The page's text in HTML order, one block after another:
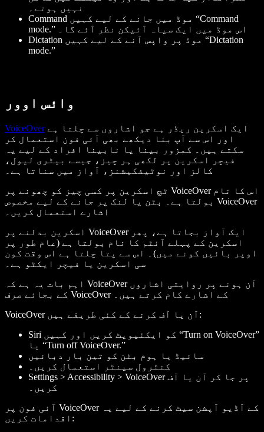
نہیں ہوتے۔
Command موڈ میں جانے کے لیے کہیں “Command
mode.” اس موڈ میں ایک سیاہ آئیکن نظر آئے گا۔
Dictation موڈ پر واپس آنے کے لیے کہیں “Dictation
mode.”
وائس اوور
VoiceOverایک اسکرین ریڈر ہے جو اشاروں سے چلتا ہے
اور اس سے آپ بنا دیکھے بھی آئی فون استعمال کر
سکتے ہیں۔ کمزور بینا یا نابینا افراد کے لیے یہ
فیچر اسکرین پر لکھی ہر چیز، جیسے بیٹری لیول،
کالز اور نوٹیفکیشنز، آواز میں سناتا ہے۔
ٹچ اسکرین پر کسی چیز کو چھونے پر VoiceOver اس کا نام
بولتا ہے۔ بٹن یا لنک پر جانے کے لیے مخصوص VoiceOver
اشارے استعمال کریں۔
اسکرین بدلنے پر VoiceOver ایک آواز بجاتا ہے، پھر
اسکرین کے پہلے آئٹم کا نام بولتا ہے (عام طور پر
اوپر بائیں کونے میں)۔ اس سے پتا چلتا ہے اس وقت کون
سی اسکرین یا فیچر ایکٹو ہے۔
اہم بات یہ ہے کہ VoiceOver آن ہونے پر روایتی اشاروں
کے بجائے صرف VoiceOver کے اشارے کام کرتے ہیں۔
VoiceOver آن یا آف کرنے کے کئی طریقے ہیں:
Siri کو ایکٹیویٹ کریں اور کہیں “Turn on VoiceOver”
یا “Turn off VoiceOver.”
سائیڈ یا ہوم بٹن کو تین بار دبائیں
کنٹرول سینٹر استعمال کریں۔
Settings > Accessibility > VoiceOver پر جا کر آن یا آف
کریں۔
آئی فون پر VoiceOver کے آڈیو آپشن سیٹ کرنے کے لیے یہ
اقدامات کریں: